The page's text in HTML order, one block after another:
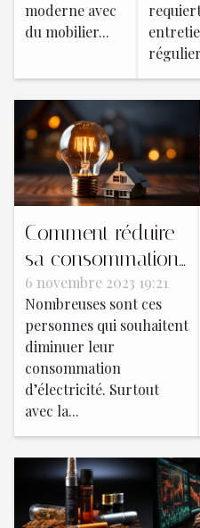
moderne avec
du mobilier...
Comment réduire
sa consommation
d’électricité ?
6 novembre 2023 19:21
Nombreuses sont ces
personnes qui souhaitent
diminuer leur
consommation
d’électricité. Surtout
avec la...